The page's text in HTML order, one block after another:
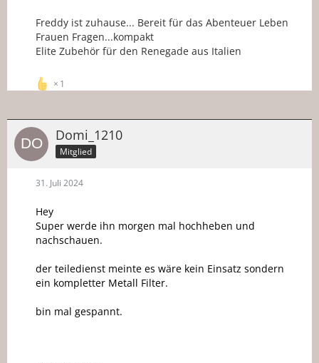
Freddy ist zuhause... Bereit für das Abenteuer Leben
Frauen Fragen...kompakt
Elite Zubehör für den Renegade aus Italien
1
Domi_1210
Mitglied
31. Juli 2024
Hey
Super werde ihn morgen mal hochheben und
nachschauen.
der teiledienst meinte es wäre kein Einsatz sondern
ein kompletter Metall Filter.
bin mal gespannt.